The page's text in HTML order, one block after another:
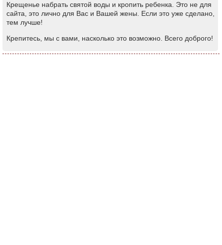
Крещенье набрать святой воды и кропить ребенка. Это не для
сайта, это лично для Вас и Вашей жены. Если это уже сделано,
тем лучше!
Крепитесь, мы с вами, насколько это возможно. Всего доброго!